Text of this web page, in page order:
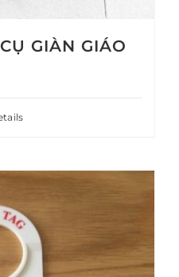
GIÀN GIÁO